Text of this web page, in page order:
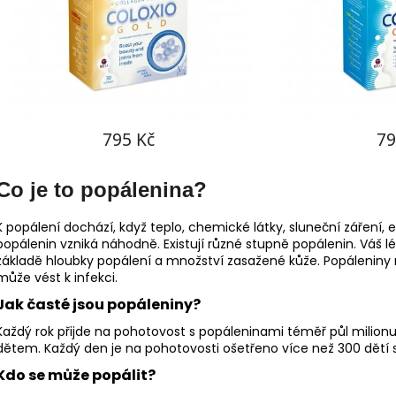
je to popálenina?
popálení dochází, když teplo, chemické látky, sluneční záření,
vzniká náhodně. Existují různé stupně popálenin.
hloubky popálení a množství zasažené kůže.
vést k infekci.
časté jsou popáleniny?
rok přijde na pohotovost s popáleninami téměř půl
Každý den je na pohotovosti ošetřeno více než 300 dětí
se může popálit?